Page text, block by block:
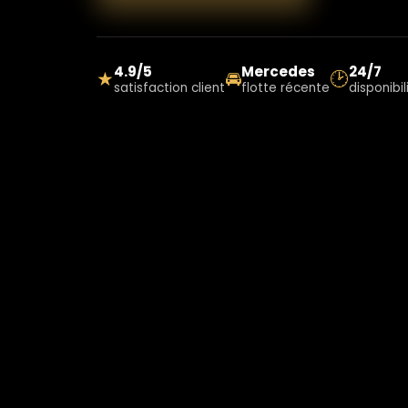
★4.9/5
satisfaction client🚘Mercedes
flotte récente🕑24/7